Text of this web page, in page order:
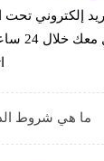
إلكتروني تحت
ما هي شروط